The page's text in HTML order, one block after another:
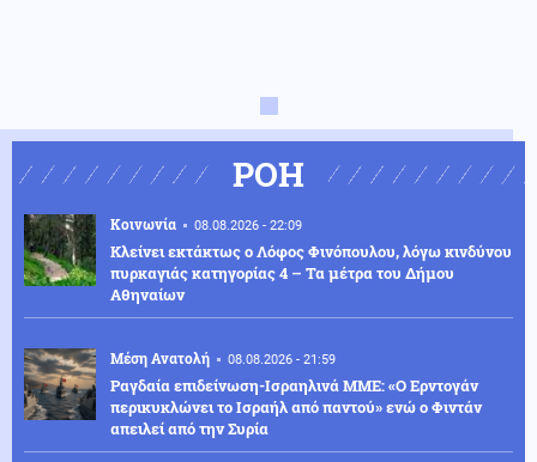
ΡΟΗ
Κοινωνία 08.08.2026 - 22:09
Κλείνει εκτάκτως ο Λόφος Φινόπουλου, λόγω κινδύνου
πυρκαγιάς κατηγορίας 4 – Τα μέτρα του Δήμου
Αθηναίων
Μέση Ανατολή 08.08.2026 - 21:59
Ραγδαία επιδείνωση-Ισραηλινά ΜΜΕ: «Ο Ερντογάν
περικυκλώνει το Ισραήλ από παντού» ενώ ο Φιντάν
απειλεί από την Συρία